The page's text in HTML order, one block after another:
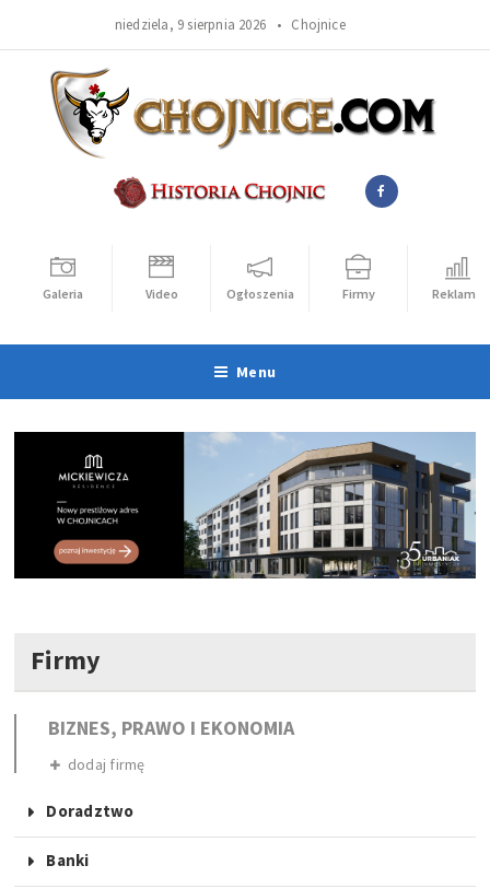
niedziela, 9 sierpnia 2026 • Chojnice
Galeria Video Ogłoszenia Firmy Reklama
Menu
Firmy
BIZNES, PRAWO I EKONOMIA
dodaj firmę
Doradztwo
Banki